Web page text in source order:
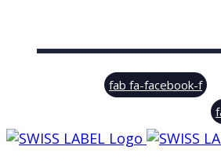
© Swiss Label, All rights
fab fa-facebook-f